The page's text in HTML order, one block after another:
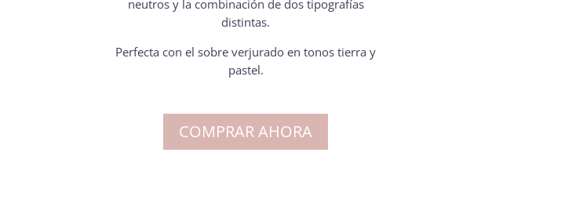
neutros y la combinación de dos tipografías
distintas.
Perfecta con el sobre verjurado en tonos tierra y
pastel.
COMPRAR AHORA